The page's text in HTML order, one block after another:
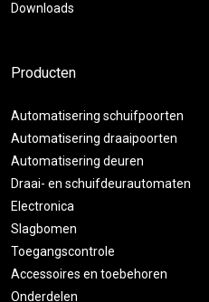
Downloads
Producten
Automatisering schuifpoorten
Automatisering draaipoorten
Automatisering deuren
Draai- en schuifdeurautomaten
Electronica
Slagbomen
Toegangscontrole
Accessoires en toebehoren
Onderdelen